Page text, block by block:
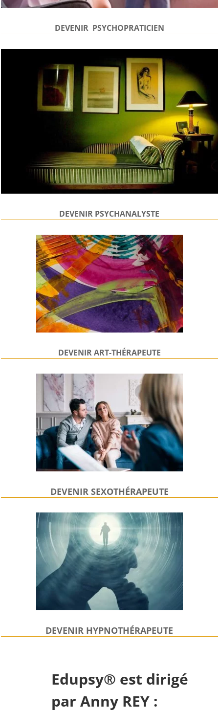
DEVENIR PSYCHOPRATICIEN
DEVENIR PSYCHANALYSTE
DEVENIRART-THÉRAPEUTE
DEVENIR SEXOTHÉRAPEUTE
DEVENIR HYPNOTHÉRAPEUTE
Edupsy® est dirigé
par Anny REY :